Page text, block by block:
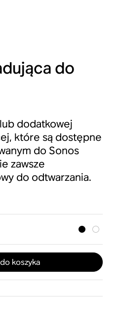
do
dodatkowej
które są dostępne
do Sonos
zawsze
do odtwarzania.
koszyka